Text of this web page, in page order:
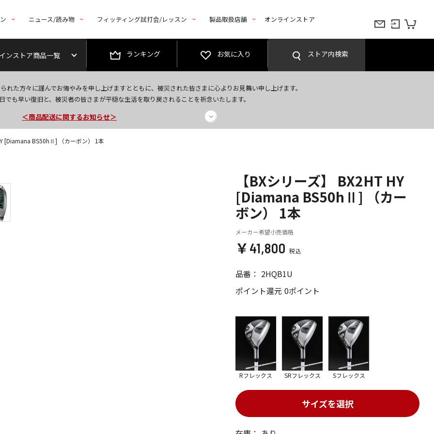
ニュース/読み物 フィッティング試打会/レッスン 製品取扱店舗 オンラインストア
ンストア商品一覧 ランキング お気に入り ストア内検索
れた方々に謹んでお悔やみを申し上げますとともに、被災された皆さまに心よりお見舞い申し上げます。
でも早い復旧と、被災者の皆さまが平穏な生活を取り戻されることを祈念いたします。
今なら新規会員登録で1,000円OFFクーポンプレゼント！
＜商品配送に関するお知らせ＞
＜夏季休暇中のご注文・発送・お問い合わせ＞
[Diamana BS50hⅡ] （カーボン） 1本
【BXシリーズ】 BX2HT HY
[Diamana BS50hⅡ] （カー
ボン） 1本
メーカー希望小売価格
￥41,800
品番： 2HQB1U
ポイント還元 0ポイント
サイズを選択
Rフレックス SRフレックス Sフレックス